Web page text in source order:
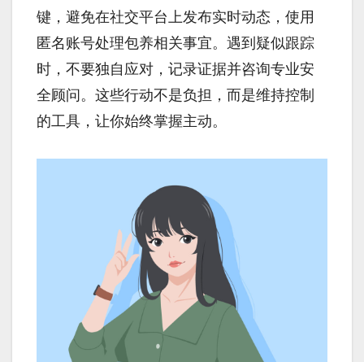
键，避免在社交平台上发布实时动态，使用
匿名账号处理包养相关事宜。遇到疑似跟踪
时，不要独自应对，记录证据并咨询专业安
全顾问。这些行动不是负担，而是维持控制
的工具，让你始终掌握主动。